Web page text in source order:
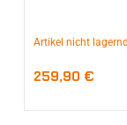
Artikel nicht
259,90 €